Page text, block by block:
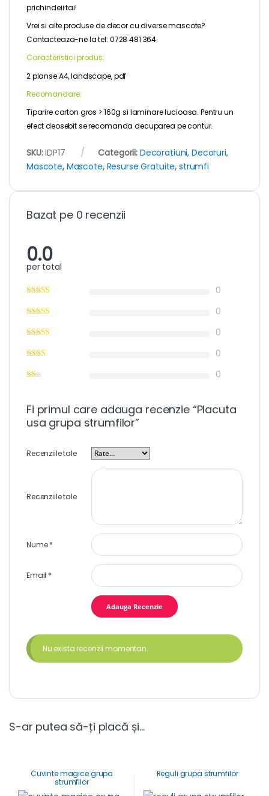
prichindeii tai!
Vrei si alte produse de decor cu diverse mascote?
Contacteaza-ne la tel: 0728 481 364.
Caracteristici produs:
2 planse A4, landscape, pdf
Recomandare:
Tiparire carton gros > 160g si laminare lucioasa. Pentru un
efect deosebit se recomanda decuparea pe contur.
SKU:IDP17 Categorii: Decoratiuni, Decoruri,
Mascote, Mascote, Resurse Gratuite,strumfi
Bazat pe 0 recenzii
0.0
per total
0
0
0
0
0
Fi primul care adauga recenzie “Placuta
usa grupa strumfilor”
Recenziile tale
Recenziile tale
Nume*
Email *
Nu exista recenzii momentan.
S-ar putea să-ți placă și…
Cuvinte magice grupa
strumfilor
Reguli grupa strumfilor